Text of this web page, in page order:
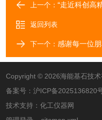
上一个： “走近科创高
返回列表
下一个： 感谢每一位朋
Copyright © 2026海能基石技
备案号： 沪ICP备2025136820
技术支持： 化工仪器网